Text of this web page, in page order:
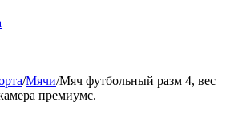
/Мячи/Мяч футбольный разм 4, вес
премиумс.